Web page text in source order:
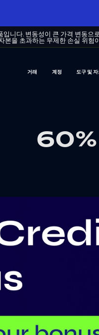
니다. 변동성이 큰 가격 변동
본을 초과하는 무제한 손실 위험
거래 계정 도구 및 자
60%